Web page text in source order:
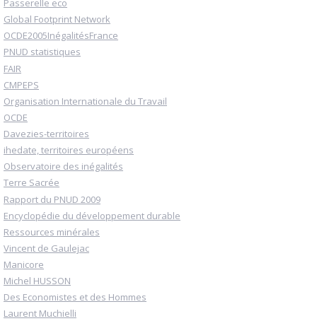
Passerelle eco
Global Footprint Network
OCDE2005InégalitésFrance
PNUD statistiques
FAIR
CMPEPS
Organisation Internationale du Travail
OCDE
Davezies-territoires
ihedate, territoires européens
Observatoire des inégalités
Terre Sacrée
Rapport du PNUD 2009
Encyclopédie du développement durable
Ressources minérales
Vincent de Gaulejac
Manicore
Michel HUSSON
Des Economistes et des Hommes
Laurent Muchielli